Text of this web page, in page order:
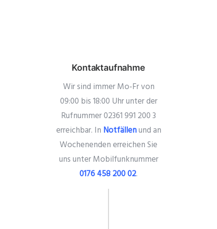
Kontaktaufnahme
Wir sind immer Mo-Fr von
09:00 bis 18:00 Uhr unter der
Rufnummer 02361 991 200 3
erreichbar. In Notfällenund an
Wochenenden erreichen Sie
uns unter Mobilfunknummer
0176 458 200 02.